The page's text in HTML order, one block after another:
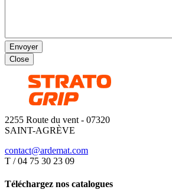
Envoyer
Close
2255 Route du vent - 07320
SAINT-AGRÈVE
contact@ardemat.com
T / 04 75 30 23 09
Téléchargez nos catalogues